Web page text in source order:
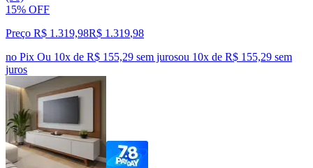
15% OFF
Preço R$ 1.319,98R$ 1.319,98
no Pix Ou 10x de R$ 155,29 sem jurosou 10x de R$ 155,29 sem
juros